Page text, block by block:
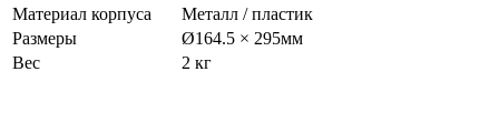
Материал корпуса
Металл / пластик
Размеры
Ø164.5 × 295мм
Вес
2 кг